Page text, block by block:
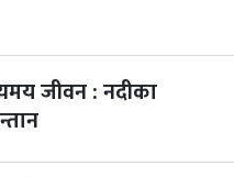
७ महिना बाँकी
जीवन : नदीका